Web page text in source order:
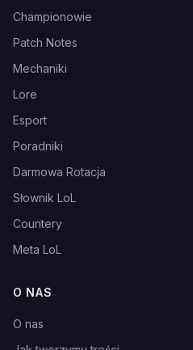
Championowie
Patch Notes
Mechaniki
Lore
Esport
Poradniki
Darmowa Rotacja
Słownik LoL
Countery
Meta LoL
O NAS
O nas